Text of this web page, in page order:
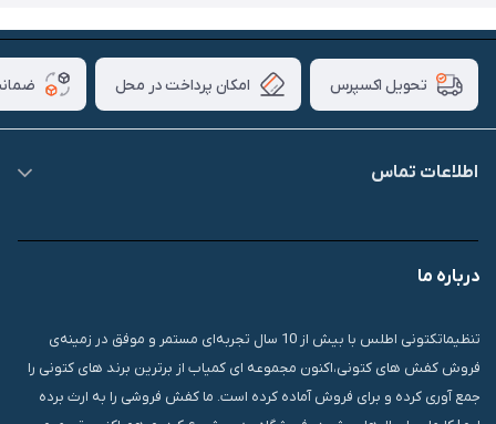
تحویل اکسپرس امکان پرداخت در محل
اطلاعات تماس
درباره ما
تنظیماتکتونی اطلس با بیش از 10 سال تجربه‌ای مستمر و موفق در زمینه‌ی
فروش کفش های کتونی،اکنون مجموعه ای کمیاب از برترین برند های کتونی را
جمع آوری کرده و برای فروش آماده کرده است. ما کفش فروشی را به ارث برده